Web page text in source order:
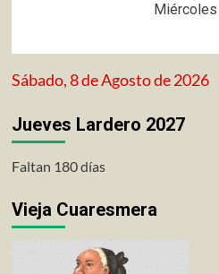
Sábado, 8 de Agosto de 2026
Jueves Lardero 2027
Faltan 180 días
Vieja Cuaresmera